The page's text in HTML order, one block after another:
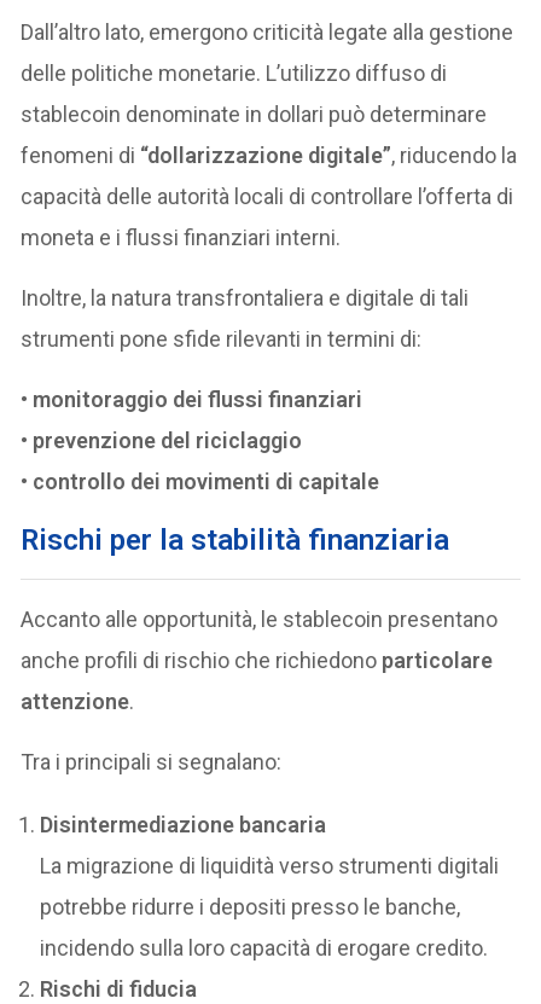
Dall’altro lato, emergono criticità legate alla gestione
delle politiche monetarie. L’utilizzo diffuso di
stablecoin denominate in dollari può determinare
fenomeni di “dollarizzazione digitale”, riducendo la
capacità delle autorità locali di controllare l’offerta di
moneta e i flussi finanziari interni.
Inoltre, la natura transfrontaliera e digitale di tali
strumenti pone sfide rilevanti in termini di:
• monitoraggio dei flussi finanziari
• prevenzione del riciclaggio
• controllo dei movimenti di capitale
Rischi per la stabilità finanziaria
Accanto alle opportunità, le stablecoin presentano
anche profili di rischio che richiedono particolare
attenzione.
Tra i principali si segnalano:
Disintermediazione bancaria
La migrazione di liquidità verso strumenti digitali
potrebbe ridurre i depositi presso le banche,
incidendo sulla loro capacità di erogare credito.
Rischi di fiducia